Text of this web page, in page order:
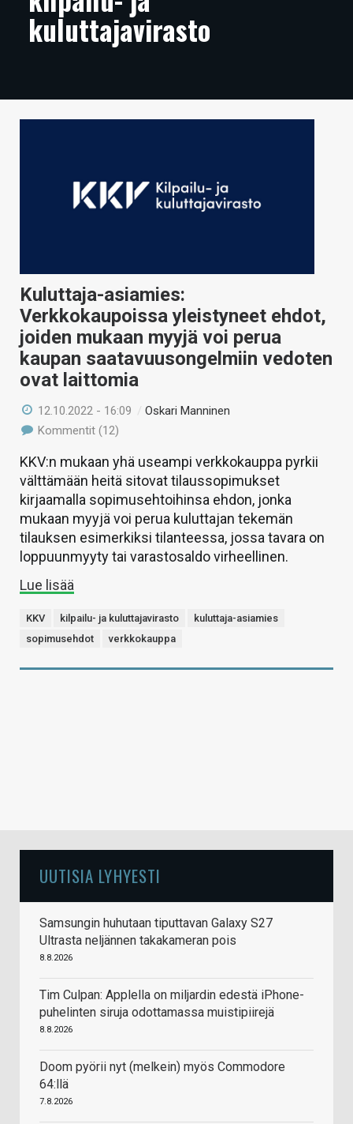
ARTIKKELIT
TIETOA
HAKU
kuluttajavirasto
Kuluttaja-asiamies:
Verkkokaupoissa yleistyneet ehdot,
joiden mukaan myyjä voi perua
kaupan saatavuusongelmiin vedoten
ovat laittomia
12.10.2022 - 16:09 /Oskari Manninen
Kommentit (12)
KKV:n mukaan yhä useampi verkkokauppa pyrkii
välttämään heitä sitovat tilaussopimukset
kirjaamalla sopimusehtoihinsa ehdon, jonka
mukaan myyjä voi perua kuluttajan tekemän
tilauksen esimerkiksi tilanteessa, jossa tavara on
loppuunmyyty tai varastosaldo virheellinen.
Lue lisää
KKV kilpailu- ja kuluttajavirasto
kuluttaja-asiamies
sopimusehdot
verkkokauppa
UUTISIA LYHYESTI
Samsungin huhutaan tiputtavan Galaxy S27
Ultrasta neljännen takakameran pois
8.8.2026
Tim Culpan: Applella on miljardin edestä iPhone-
puhelinten siruja odottamassa muistipiirejä
8.8.2026
Doom pyörii nyt (melkein) myös Commodore
64:llä
7.8.2026